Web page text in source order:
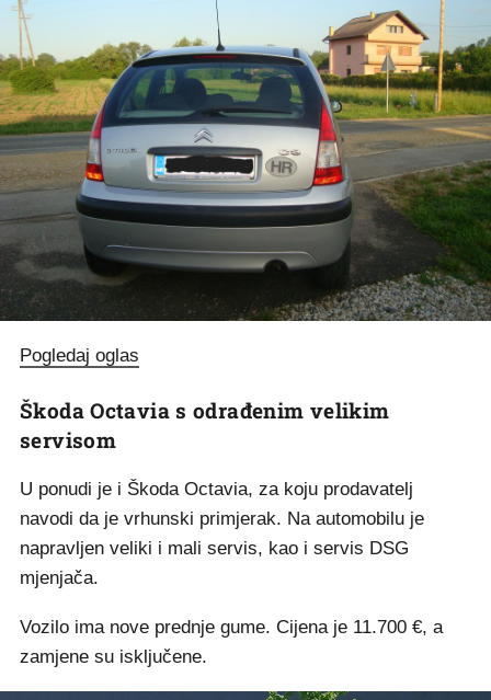
Pogledaj oglas
Škoda Octavia s odrađenim velikim
servisom
U ponudi je i Škoda Octavia, za koju prodavatelj
navodi da je vrhunski primjerak. Na automobilu je
napravljen veliki i mali servis, kao i servis DSG
mjenjača.
Vozilo ima nove prednje gume. Cijena je 11.700 €, a
zamjene su isključene.